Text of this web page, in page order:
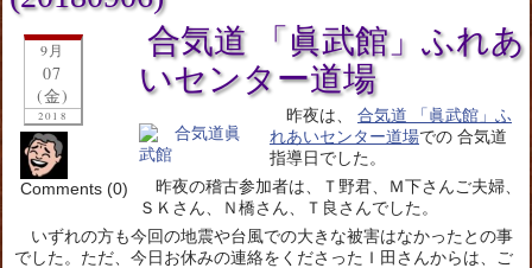
9月
07
(金)
2018
Comments (0)
合気道 「眞武館」ふれあ
いセンター道場
昨夜は、 合気道 「眞武館」ふ
れあいセンター道場での 合気道
指導日でした。
昨夜の稽古参加者は、Ｔ野君、Ｍ下さんご夫婦、
ＳＫさん、Ｎ橋さん、Ｔ良さんでした。
いずれの方も今回の地震や台風での大きな被害はなかったとの事
でした。ただ、今日お休みの連絡をくださったＩ田さんからは、ご